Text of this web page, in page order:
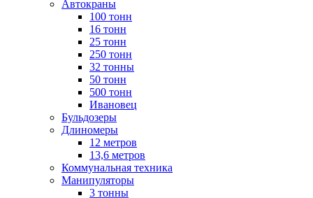
Автокраны
100 тонн
16 тонн
25 тонн
250 тонн
32 тонны
50 тонн
500 тонн
Ивановец
Бульдозеры
Длиномеры
12 метров
13,6 метров
Коммунальная техника
Манипуляторы
3 тонны